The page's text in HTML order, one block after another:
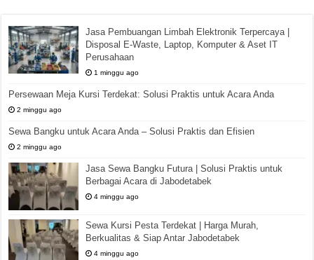
Jasa Pembuangan Limbah Elektronik Terpercaya |
Disposal E-Waste, Laptop, Komputer & Aset IT
Perusahaan
1 minggu ago
Persewaan Meja Kursi Terdekat: Solusi Praktis untuk Acara Anda
2 minggu ago
Sewa Bangku untuk Acara Anda – Solusi Praktis dan Efisien
2 minggu ago
Jasa Sewa Bangku Futura | Solusi Praktis untuk
Berbagai Acara di Jabodetabek
4 minggu ago
Sewa Kursi Pesta Terdekat | Harga Murah,
Berkualitas & Siap Antar Jabodetabek
4 minggu ago